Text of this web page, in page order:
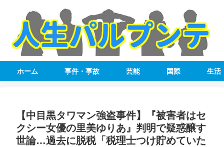
ホーム 事件・事故 芸能 国際 生活
【中目黒タワマン強盗事件】『被害者はセ
クシー女優の里美ゆりあ』判明で疑惑醸す
世論…過去に脱税「税理士つけ貯めていた